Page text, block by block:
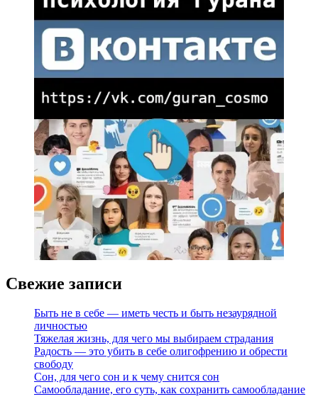
Свежие записи
Быть не в себе — иметь честь и быть незаурядной
личностью
Тяжелая жизнь, для чего мы выбираем страдания
Радость — это убить в себе олигофрению и обрести
свободу
Сон, для чего сон и к чему снится сон
Самообладание, его суть, как сохранить самообладание